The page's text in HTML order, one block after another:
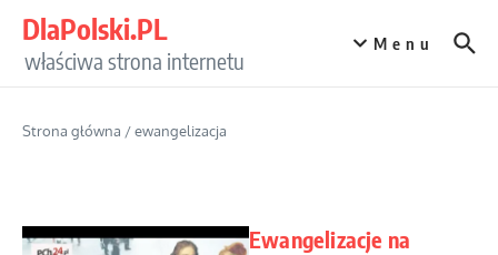
DlaPolski.PL
właściwa strona internetu
Menu
Strona główna /ewangelizacja
Ewangelizacje na